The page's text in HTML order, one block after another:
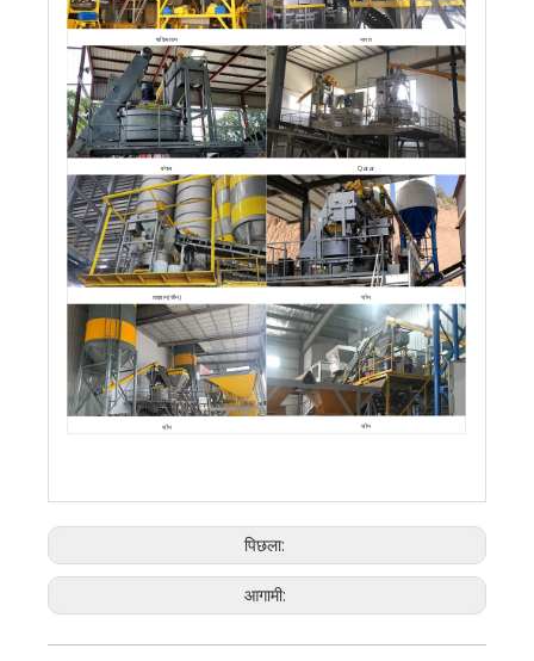
पाकिस्तान भारत
बंगाल Qatar
ताइवान(चीन) चीन
चीन चीन
पिछला:
आगामी: